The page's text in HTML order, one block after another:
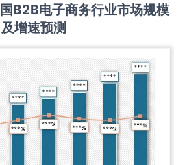
B2B电子商务行业市场规模
及增速预测